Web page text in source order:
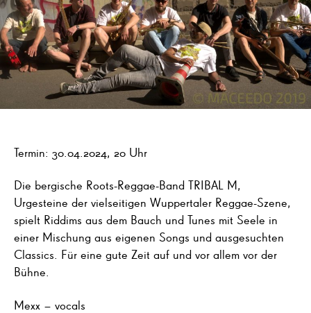
Termin: 30.04.2024, 20 Uhr
Die bergische Roots-Reggae-Band TRIBAL M,
Urgesteine der vielseitigen Wuppertaler Reggae-Szene,
spielt Riddims aus dem Bauch und Tunes mit Seele in
einer Mischung aus eigenen Songs und ausgesuchten
Classics. Für eine gute Zeit auf und vor allem vor der
Bühne.
Mexx – vocals